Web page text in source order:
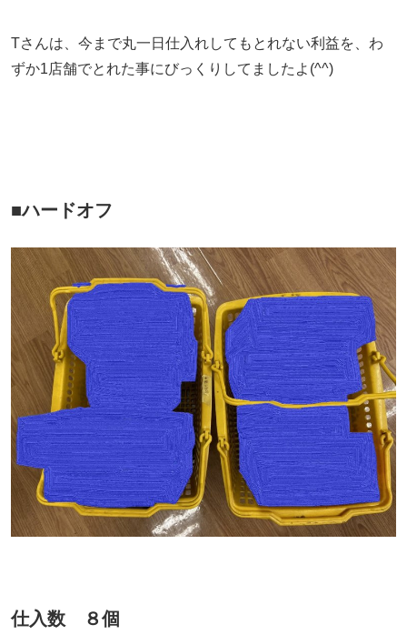
Tさんは、今まで丸一日仕入れしてもとれない利益を、わ
ずか1店舗でとれた事にびっくりしてましたよ(^^)
■ハードオフ
仕入数 ８個